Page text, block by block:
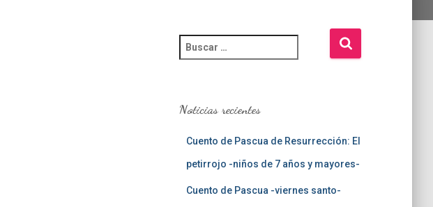
u
a
Noticias recientes
Cuento de Pascua de Resurrección: El
petirrojo -niños de 7 años y mayores-
Cuento de Pascua -viernes santo-